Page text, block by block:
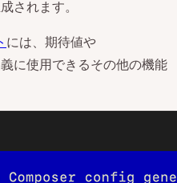
されます。
には、期待値や
に使用できるその他の機能